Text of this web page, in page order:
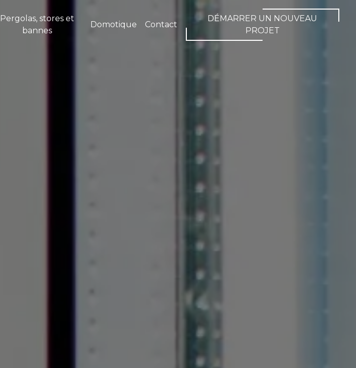
Pergolas, stores et
bannes
Domotique Contact
DÉMARRER UN NOUVEAU
PROJET